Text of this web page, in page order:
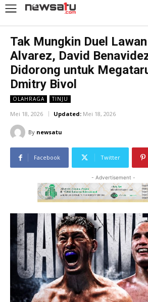
Tak Mungkin Duel
Alvarez, David
Didorong untuk
Dmitry Bivol
OLAHRAGA TINJU
Mei 18, 2026 Updated: Mei 18, 2026
By newsatu
Facebook Twitter
- Advertisement -